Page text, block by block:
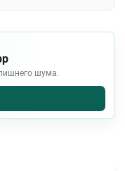
шума.